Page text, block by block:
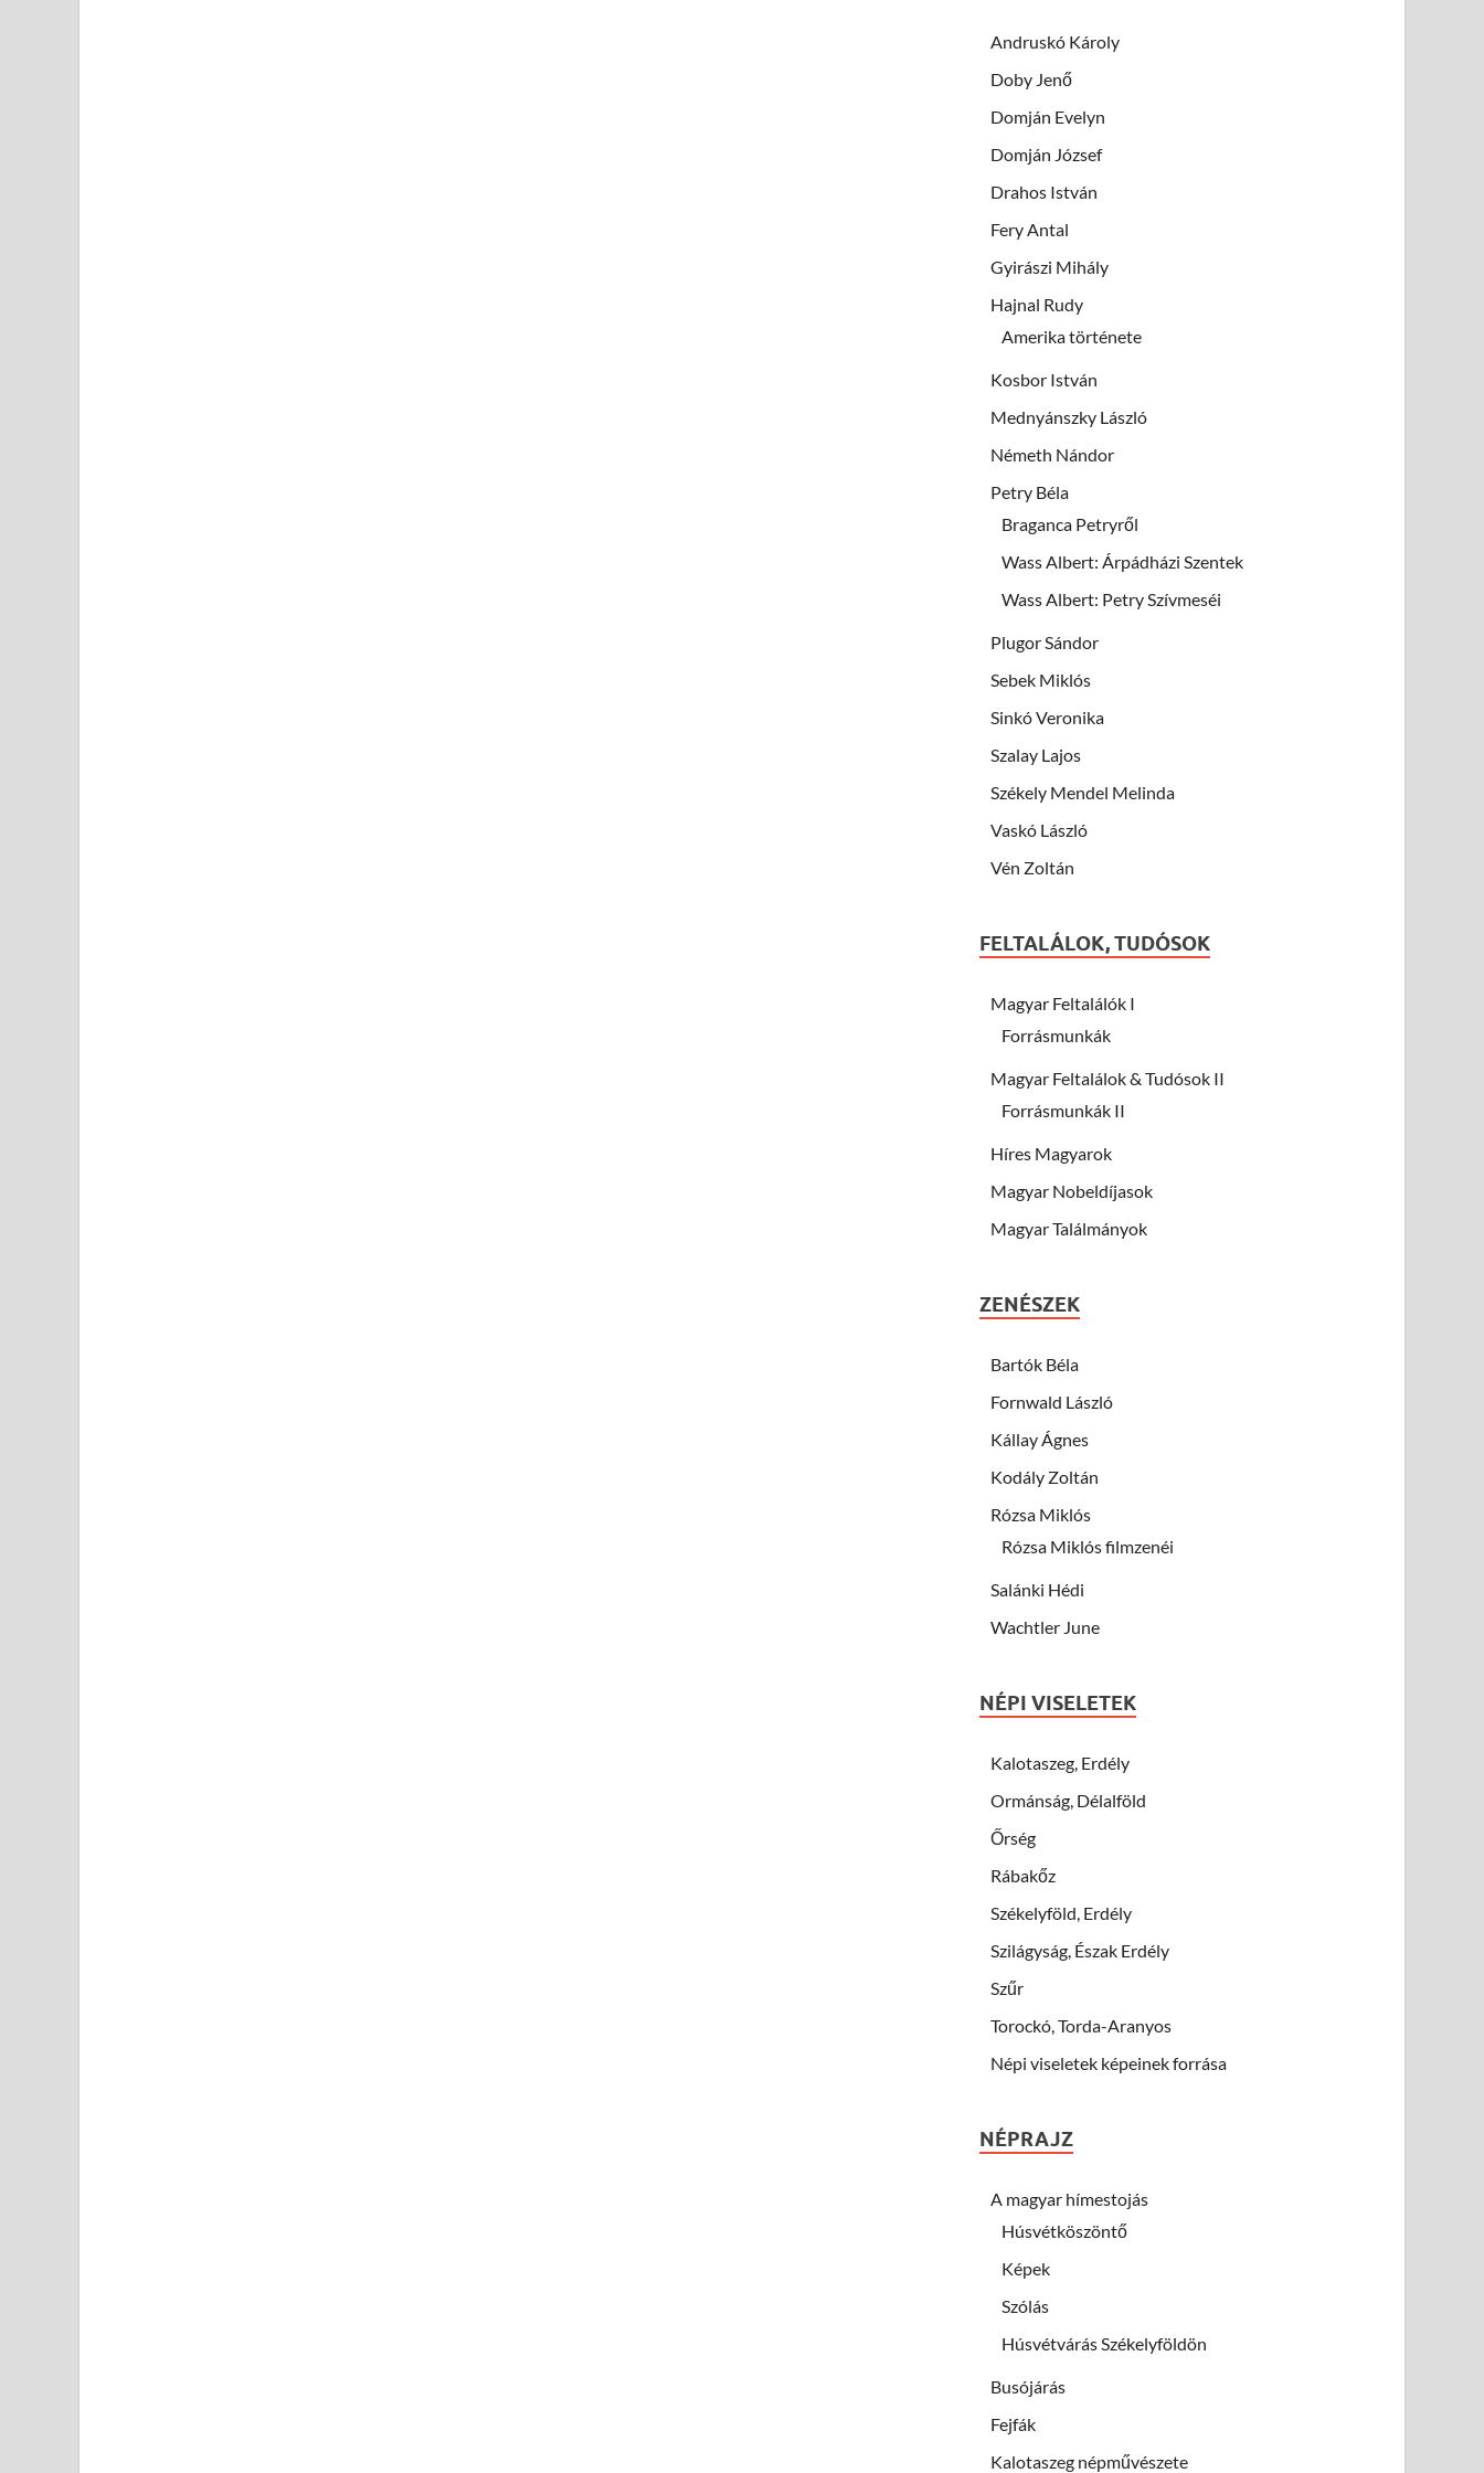
Andruskó Károly
Doby Jenő
Domján Evelyn
Domján József
Drahos István
Fery Antal
Gyirászi Mihály
Hajnal Rudy
Amerika története
Kosbor István
Mednyánszky László
Németh Nándor
Petry Béla
Braganca Petryről
Wass Albert: Árpádházi Szentek
Wass Albert: Petry Szívmeséi
Plugor Sándor
Sebek Miklós
Sinkó Veronika
Szalay Lajos
Székely Mendel Melinda
Vaskó László
Vén Zoltán
FELTALÁLOK, TUDÓSOK
Magyar Feltalálók I
Forrásmunkák
Magyar Feltalálok & Tudósok II
Forrásmunkák II
Híres Magyarok
Magyar Nobeldíjasok
Magyar Találmányok
ZENÉSZEK
Bartók Béla
Fornwald László
Kállay Ágnes
Kodály Zoltán
Rózsa Miklós
Rózsa Miklós filmzenéi
Salánki Hédi
Wachtler June
NÉPI VISELETEK
Kalotaszeg, Erdély
Ormánság, Délalföld
Őrség
Rábakőz
Székelyföld, Erdély
Szilágyság, Észak Erdély
Szűr
Torockó, Torda-Aranyos
Népi viseletek képeinek forrása
NÉPRAJZ
A magyar hímestojás
Húsvétköszöntő
Képek
Szólás
Húsvétvárás Székelyföldön
Busójárás
Fejfák
Kalotaszeg népművészete